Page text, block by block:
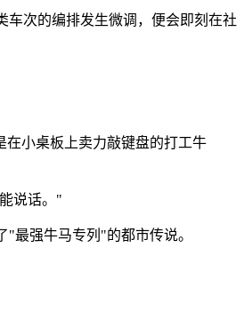
车次的编排发生微调，便会即刻在社
小桌板上卖力敲键盘的打工牛
说话。"
最强牛马专列"的都市传说。